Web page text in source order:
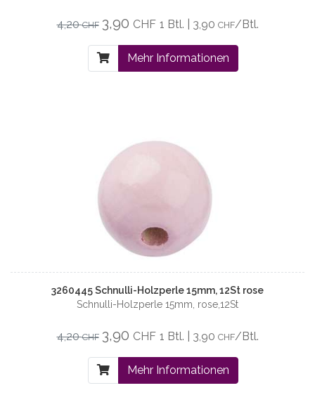
4,20CHF 3,90 CHF 1 Btl. | 3,90 CHF/Btl.
Mehr Informationen
3260445 Schnulli-Holzperle 15mm, 12St rose
Schnulli-Holzperle 15mm, rose,12St
4,20CHF 3,90 CHF 1 Btl. | 3,90 CHF/Btl.
Mehr Informationen